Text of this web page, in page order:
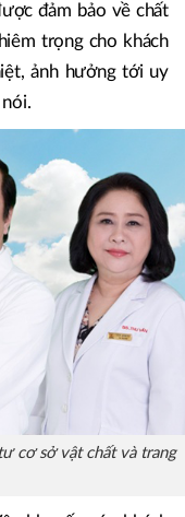
đảm bảo về chất
trọng cho khách
ảnh hưởng tới uy
cơ sở vật chất và trang